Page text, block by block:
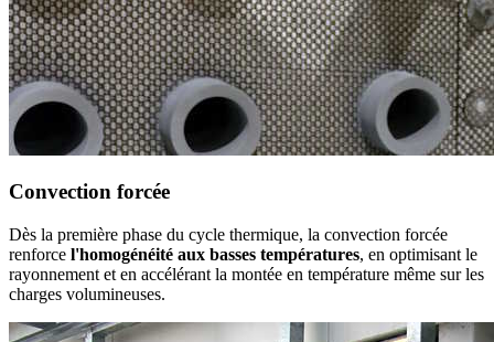
Convection forcée
Dès la première phase du cycle thermique, la convection forcée
renforce l'homogénéité aux basses températures, en optimisant le
rayonnement et en accélérant la montée en température même sur les
charges volumineuses.